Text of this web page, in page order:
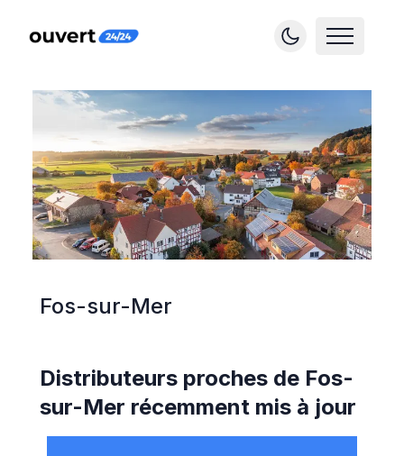
Fos-sur-Mer
Distributeurs proches de Fos-
sur-Mer récemment mis à jour